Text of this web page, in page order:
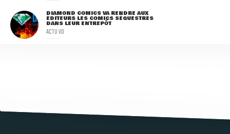
DIAMOND COMICS VA RENDRE AUX
ÉDITEURS LES COMICS SÉQUESTRÉS
DANS LEUR ENTREPÔT
ACTU VO